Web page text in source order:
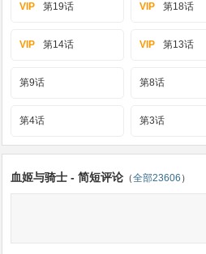
VIP 第19话 VIP 第18话
VIP 第14话 VIP 第13话
第9话 第8话
第4话 第3话
血姬与骑士 - 简短评论 （全部23606 ）